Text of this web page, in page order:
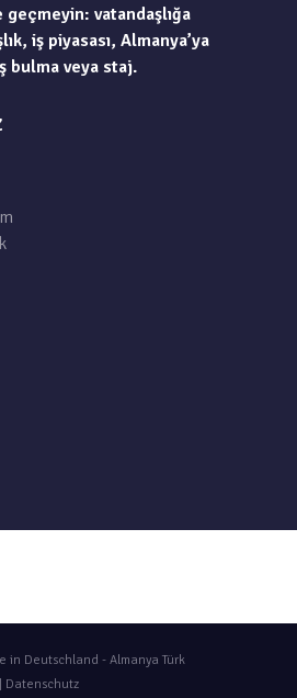
vatandaşlığa
iş piyasası, Almanya’ya
bulma veya staj.
in Deutschland - Almanya Türk
Datenschutz